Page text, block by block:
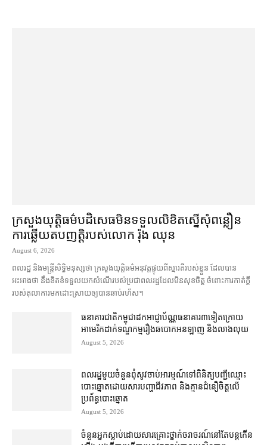
ក្រសួងយុត្តិធម៌​បដិសេធ​មិន​ទទួល​លិខិត​ស្នើសុំ​ពន្លឿន​
ការ​ឆ្លើយតប​ញត្តិ​របស់​លោក រ៉ុង ឈុន
August 6, 2026
ពលរដ្ឋ និង​មន្ត្រី​សិទ្ធិមនុស្ស​ថា ក្រសួង​យុត្តិធម៌​អនុវត្ត​ផ្ទុយ​ពី​ស្មារតី​របស់​ខ្លួន ដែល​បាន​
អះអាង​ថា នឹង​ខិតខំ​ទទួលយក​សំណើ​របស់​ប្រជាពលរដ្ឋ​ដែល​មិន​សុខចិត្ត ចំពោះ​ការ​កាត់ក្តី​
របស់​តុលាការ​មក​ដោះស្រាយ​ឲ្យ​បាន​ឆាប់រហ័ស។
ធនាគារជាតិ​កម្ពុជា​ដក​អាជ្ញាប័ណ្ណ​ធនាគារ​៣​​ទៀត​ក្រោយ​
អាមេរិក​ដាក់​ទណ្ឌកម្ម​​រឿង​ឆបោក​អនឡាញ និង​លាងលុយ
August 5, 2026
ពលរដ្ឋ​មួយចំនួន​ពុំ​សូវ​ចាប់អារម្មណ៍​ទៅ​ពិនិត្យ​បញ្ជី​ឈ្មោះ​
បោះឆ្នោត​ដោយសារ​បញ្ហា​ជីវភាព និង​គ្មាន​ជំនឿ​ចិត្ត​លើ​
ប្រព័ន្ធ​បោះឆ្នោត
August 5, 2026
ចំនួន​អ្នក​ស្លាប់​ដោយសារ​គ្រោះថ្នាក់​ចរាចរណ៍​នៅតែ​បន្ត​កើន